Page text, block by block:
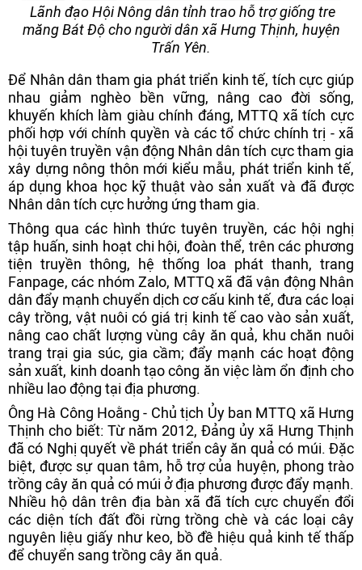
Lãnh đạo Hội Nông dân tỉnh trao hỗ trợ giống tre
măng Bát Độ cho người dân xã Hưng Thịnh, huyện
Trấn Yên.
Để Nhân dân tham gia phát triển kinh tế, tích cực giúp
nhau giảm nghèo bền vững, nâng cao đời sống,
khuyến khích làm giàu chính đáng, MTTQ xã tích cực
phối hợp với chính quyền và các tổ chức chính trị - xã
hội tuyên truyền vận động Nhân dân tích cực tham gia
xây dựng nông thôn mới kiểu mẫu, phát triển kinh tế,
áp dụng khoa học kỹ thuật vào sản xuất và đã được
Nhân dân tích cực hưởng ứng tham gia.
Thông qua các hình thức tuyên truyền, các hội nghị
tập huấn, sinh hoạt chi hội, đoàn thể, trên các phương
tiện truyền thông, hệ thống loa phát thanh, trang
Fanpage, các nhóm Zalo, MTTQ xã đã vận động Nhân
dân đẩy mạnh chuyển dịch cơ cấu kinh tế, đưa các loại
cây trồng, vật nuôi có giá trị kinh tế cao vào sản xuất,
nâng cao chất lượng vùng cây ăn quả, khu chăn nuôi
trang trại gia súc, gia cầm; đẩy mạnh các hoạt động
sản xuất, kinh doanh tạo công ăn việc làm ổn định cho
nhiều lao động tại địa phương.
Ông Hà Công Hoằng - Chủ tịch Ủy ban MTTQ xã Hưng
Thịnh cho biết: Từ năm 2012, Đảng ủy xã Hưng Thịnh
đã có Nghị quyết về phát triển cây ăn quả có múi. Đặc
biệt, được sự quan tâm, hỗ trợ của huyện, phong trào
trồng cây ăn quả có múi ở địa phương được đẩy mạnh.
Nhiều hộ dân trên địa bàn xã đã tích cực chuyển đổi
các diện tích đất đồi rừng trồng chè và các loại cây
nguyên liệu giấy như keo, bồ đề hiệu quả kinh tế thấp
để chuyển sang trồng cây ăn quả.